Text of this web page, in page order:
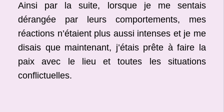
Ainsi par la suite, lorsque je me sentais
dérangée par leurs comportements, mes
réactions n’étaient plus aussi intenses et je me
disais que maintenant, j’étais prête à faire la
paix avec le lieu et toutes les situations
conflictuelles.